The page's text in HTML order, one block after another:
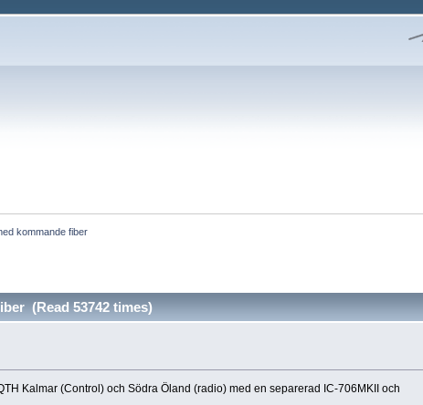
kommande fiber
(Read 53742 times)
Kalmar (Control) och Södra Öland (radio) med en separerad IC-706MKII och